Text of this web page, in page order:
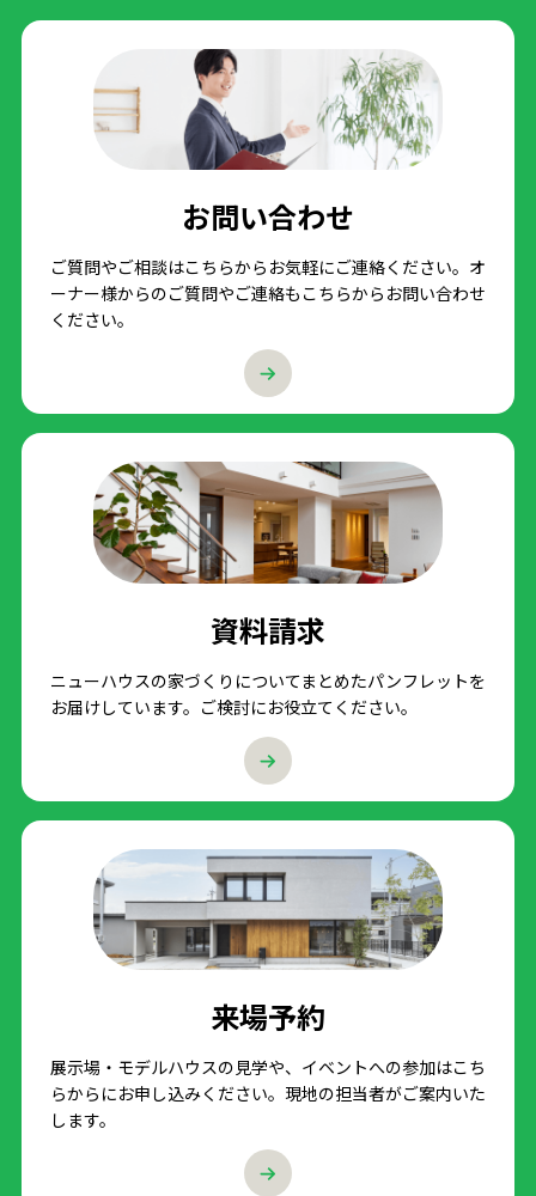
お問い合わせ
ご質問やご相談はこちらからお気軽にご連絡ください。オ
ーナー様からのご質問やご連絡もこちらからお問い合わせ
ください。
資料請求
ニューハウスの家づくりについてまとめたパンフレットを
お届けしています。ご検討にお役立てください。
来場予約
展示場・モデルハウスの見学や、イベントへの参加はこち
らからにお申し込みください。現地の担当者がご案内いた
します。